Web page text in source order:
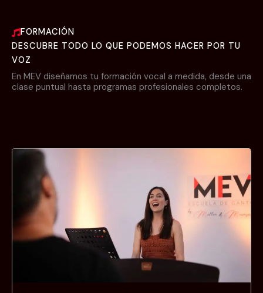
FORMACIÓN
DESCUBRE TODO LO QUE PODEMOS HACER POR TU
VOZ
En MEV diseñamos tu formación vocal a medida, desde una
clase puntual hasta programas profesionales completos.